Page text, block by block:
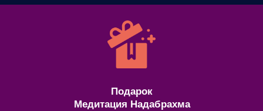
Подарок
Медитация Надабрахма